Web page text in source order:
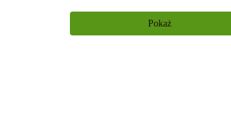
PRODAR SP. Z O.O. S.K.A.
Pokaż